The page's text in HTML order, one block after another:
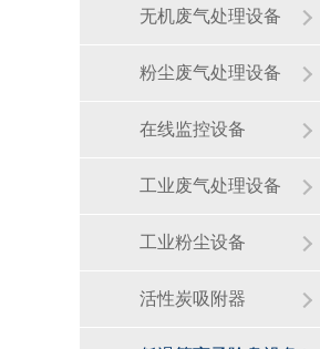
无机废气处理设备
粉尘废气处理设备
在线监控设备
工业废气处理设备
工业粉尘设备
活性炭吸附器